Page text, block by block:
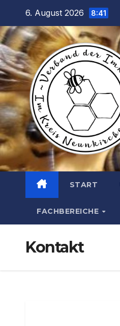
springen
6. August 2026 8:41
START
FACHBEREICHE
Kontakt